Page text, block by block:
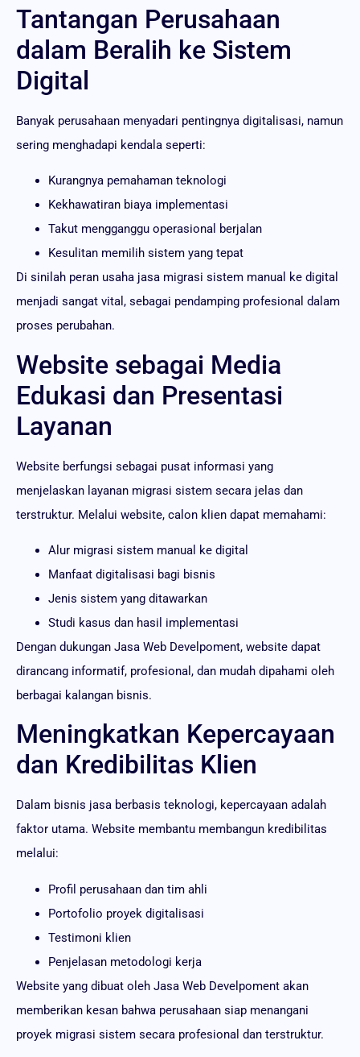
Tantangan Perusahaan
dalam Beralih ke Sistem
Digital
Banyak perusahaan menyadari pentingnya digitalisasi, namun
sering menghadapi kendala seperti:
Kurangnya pemahaman teknologi
Kekhawatiran biaya implementasi
Takut mengganggu operasional berjalan
Kesulitan memilih sistem yang tepat
Di sinilah peran usaha jasa migrasi sistem manual ke digital
menjadi sangat vital, sebagai pendamping profesional dalam
proses perubahan.
Website sebagai Media
Edukasi dan Presentasi
Layanan
Website berfungsi sebagai pusat informasi yang
menjelaskan layanan migrasi sistem secara jelas dan
terstruktur. Melalui website, calon klien dapat memahami:
Alur migrasi sistem manual ke digital
Manfaat digitalisasi bagi bisnis
Jenis sistem yang ditawarkan
Studi kasus dan hasil implementasi
Dengan dukungan Jasa Web Develpoment, website dapat
dirancang informatif, profesional, dan mudah dipahami oleh
berbagai kalangan bisnis.
Meningkatkan Kepercayaan
dan Kredibilitas Klien
Dalam bisnis jasa berbasis teknologi, kepercayaan adalah
faktor utama. Website membantu membangun kredibilitas
melalui:
Profil perusahaan dan tim ahli
Portofolio proyek digitalisasi
Testimoni klien
Penjelasan metodologi kerja
Website yang dibuat oleh Jasa Web Develpoment akan
memberikan kesan bahwa perusahaan siap menangani
proyek migrasi sistem secara profesional dan terstruktur.